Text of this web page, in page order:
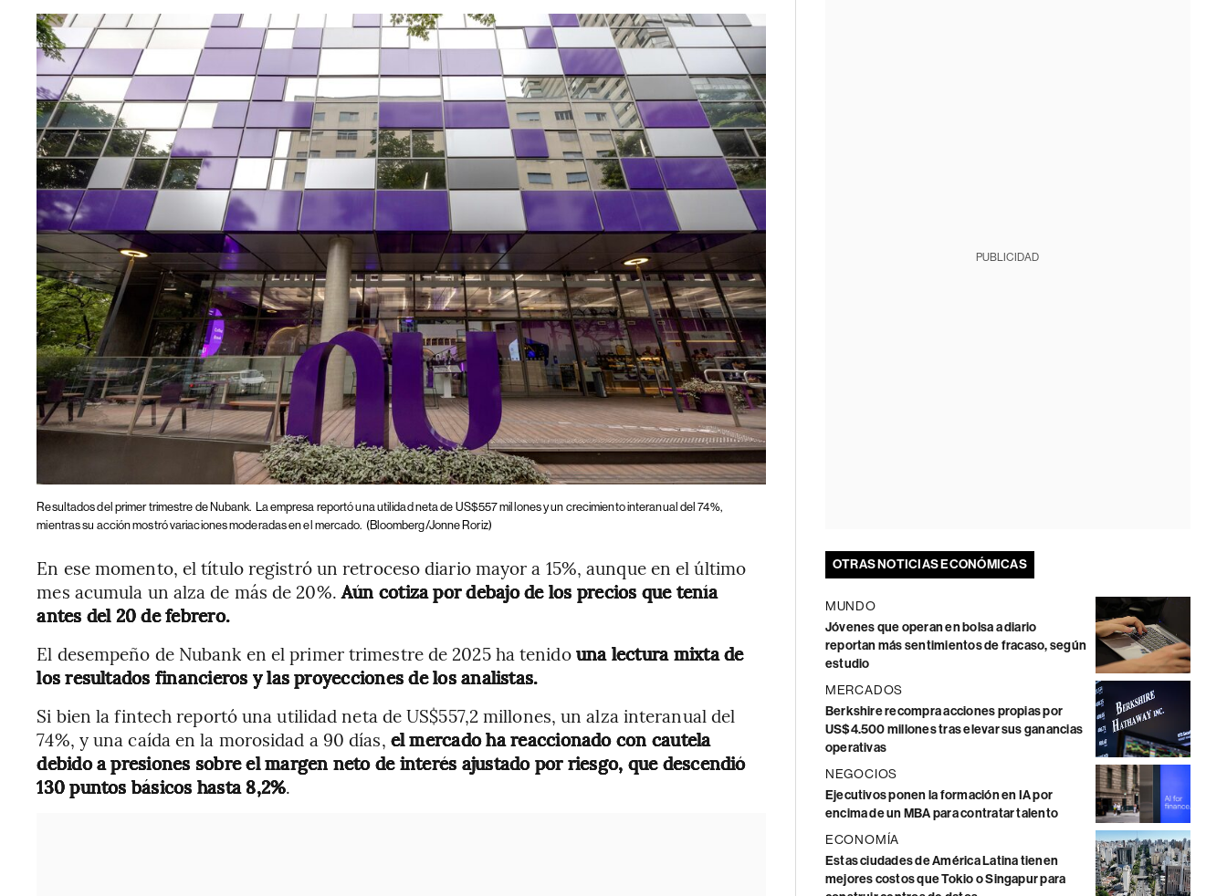
Resultados del primer trimestre de Nubank. La empresa reportó una utilidad neta de US$557 millones y un crecimiento interanual del 74%,
mientras su acción mostró variaciones moderadas en el mercado. (Bloomberg/Jonne Roriz)
En ese momento, el título registró un retroceso diario mayor a 15%, aunque en el último
mes acumula un alza de más de 20%.Aún cotiza por debajo de los precios que tenía
antes del 20 de febrero.
El desempeño de Nubank en el primer trimestre de 2025 ha tenidouna lectura mixta de
los resultados financieros y las proyecciones de los analistas.
Si bien la fintech reportó una utilidad neta de US$557,2 millones, un alza interanual del
74%, y una caída en la morosidad a 90 días, el mercado ha reaccionado con cautela
debido a presiones sobre el margen neto de interés ajustado por riesgo, que descendió
130 puntos básicos hasta 8,2%.
PUBLICIDAD
OTRAS NOTICIAS ECONÓMICAS
MUNDO
Jóvenes que operan en bolsa a diario
reportan más sentimientos de fracaso, según
estudio
MERCADOS
Berkshire recompra acciones propias por
US$4.500 millones tras elevar sus ganancias
operativas
NEGOCIOS
Ejecutivos ponen la formación en IA por
encima de un MBA para contratar talento
ECONOMÍA
Estas ciudades de América Latina tienen
mejores costos que Tokio o Singapur para